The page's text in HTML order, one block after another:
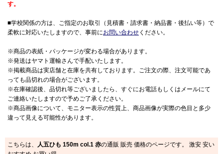
す。
■学校関係の方は、ご指定のお取引（見積書・請求書・納品書・後払い等）で
柔軟に対応いたしますので、事前にお問い合わせ ください。
※商品の表紙・パッケージが変わる場合があります。
※発送はヤマト運輸さんで手配いたします。
※掲載商品は実店舗と在庫を共有しております。ご注文の際、注文可能であ
っても品切れの場合がございます。
※在庫確認後、品切れ等ございましたら、すぐにお電話もしくはメールにて
ご連絡いたしますので予めご了承ください。
※商品画像について、モニター表示の性質上、商品画像が実際の色目と多少
違って見える可能性があります。
こちらは、 人五ひも 150m col.1 赤の通販 販売 価格のページです。 激安 安い